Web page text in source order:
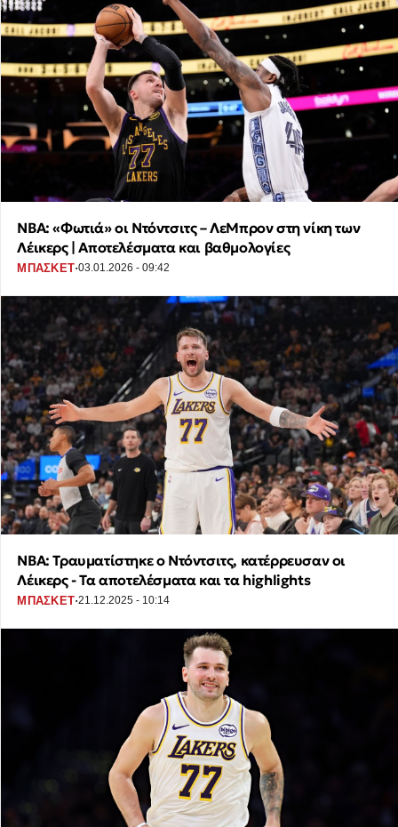
NBA: «Φωτιά» οι Ντόντσιτς – ΛεΜπρον στη νίκη των
Λέικερς | Αποτελέσματα και βαθμολογίες
ΜΠΑΣΚΕΤ·03.01.2026 - 09:42
NBA: Τραυματίστηκε ο Ντόντσιτς, κατέρρευσαν οι
Λέικερς - Τα αποτελέσματα και τα highlights
ΜΠΑΣΚΕΤ·21.12.2025 - 10:14